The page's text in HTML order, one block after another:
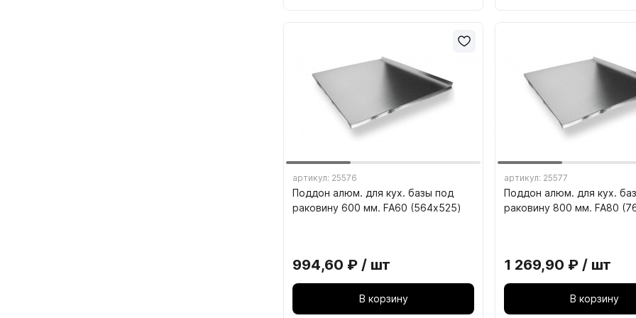
5.09. Гардеробная
5.10. Стеллажная система
5.11. Каркасная система
07. ТРУБЫ И СИСТЕМЫ
08. СИСТЕМЫ
артикул: 25576
Поддон алюм. для кух. базы под
раковину 600 мм. FA60 (564х525)
994,60 ₽ / шт
В корзину
артикул: 25577
Поддон алюм. для кух.
раковину 800 мм. FA80
1 269,90 ₽ / шт
В корзину